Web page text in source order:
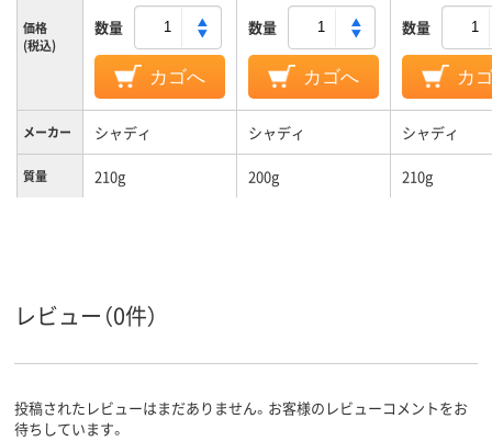
価格
(税込)
数量
カゴへ
数量
カゴへ
数量
カ
メーカー シャディ シャディ シャディ
質量 210g 200g 210g
レビュー（0件）
投稿されたレビューはまだありません。お客様のレビューコメントをお
待ちしています。